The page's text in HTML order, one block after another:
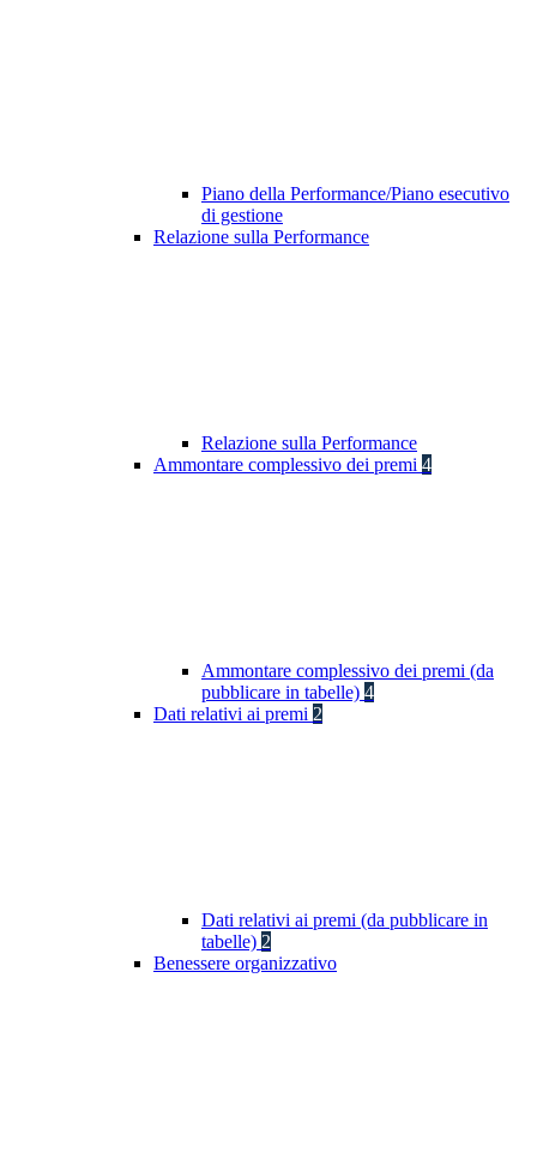
Piano della Performance/Piano esecutivo
di gestione
Relazione sulla Performance
Relazione sulla Performance
Ammontare complessivo dei premi 4
Ammontare complessivo dei premi (da
pubblicare in tabelle) 4
Dati relativi ai premi 2
Dati relativi ai premi (da pubblicare in
tabelle) 2
Benessere organizzativo